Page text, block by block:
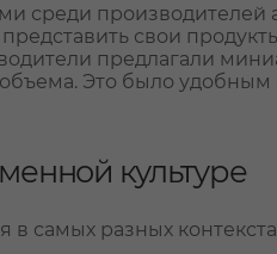
среди производителей
свои
предлагали
Это было
культуре
самых разных